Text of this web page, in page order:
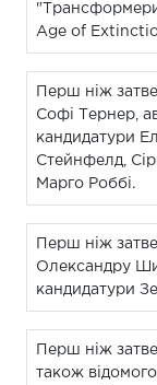
Age of
Перш ніж
Софі Тернер,
кандидатури
Стейнфелд,
Марго Роббі.
Перш ніж
Олександру
кандидатури
Перш ніж
також